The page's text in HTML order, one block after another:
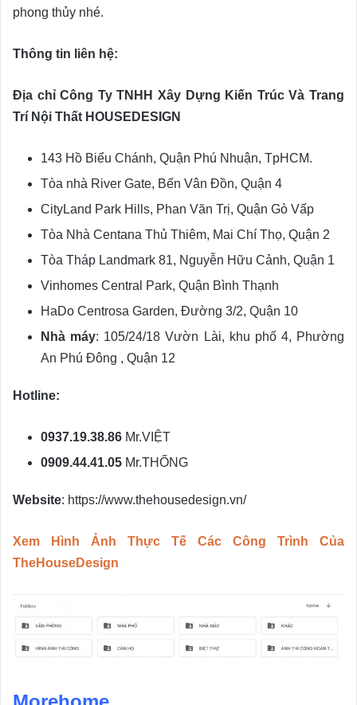
phong thủy nhé.
Thông tin liên hệ:
Địa chỉ Công Ty TNHH Xây Dựng Kiến Trúc Và Trang
Trí Nội Thất HOUSEDESIGN
143 Hồ Biểu Chánh, Quận Phú Nhuận, TpHCM.
Tòa nhà River Gate, Bến Vân Đồn, Quận 4
CityLand Park Hills, Phan Văn Trị, Quận Gò Vấp
Tòa Nhà Centana Thủ Thiêm, Mai Chí Thọ, Quận 2
Tòa Tháp Landmark 81, Nguyễn Hữu Cảnh, Quận 1
Vinhomes Central Park, Quận Bình Thạnh
HaDo Centrosa Garden, Đường 3/2, Quận 10
Nhà máy: 105/24/18 Vườn Lài, khu phố 4, Phường
An Phú Đông , Quận 12
Hotline:
0937.19.38.86 Mr.VIỆT
0909.44.41.05 Mr.THỐNG
Website: https://www.thehousedesign.vn/
Xem Hình Ảnh Thực Tế Các Công Trình Của
TheHouseDesign